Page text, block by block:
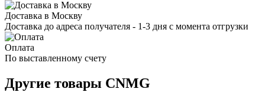
Доставка в Москву
Доставка до адреса получателя - 1-3 дня с момента отгрузки
Оплата
По выставленному счету
Другие товары CNMG